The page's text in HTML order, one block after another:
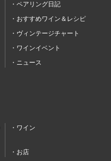
ペアリング日記
おすすめワイン＆レシピ
ヴィンテージチャート
ワインイベント
ニュース
ワイン
お店